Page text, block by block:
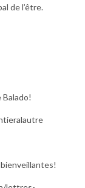
de l’être.